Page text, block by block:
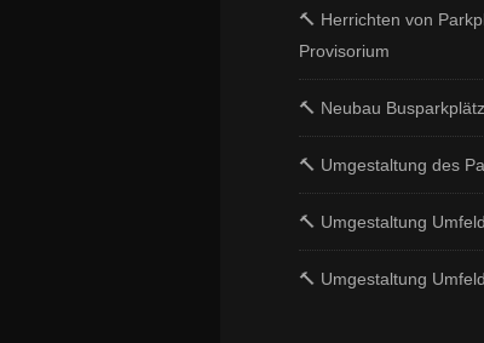
🔨 Herrichten von
Provisorium
🔨 Neubau
🔨 Umgestaltung des
🔨 Umgestaltung
🔨 Umgestaltung